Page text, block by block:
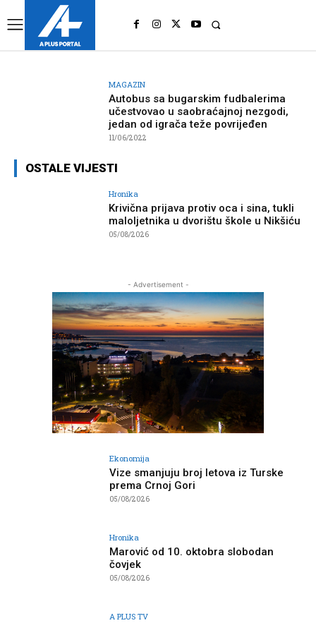
MAGAZIN
Autobus sa bugarskim fudbalerima
učestvovao u saobraćajnoj nezgodi,
jedan od igrača teže povrijeđen
11/06/2022
OSTALE VIJESTI
Hronika
Krivična prijava protiv oca i sina, tukli
maloljetnika u dvorištu škole u Nikšiću
05/08/2026
- Advertisement -
Ekonomija
Vize smanjuju broj letova iz Turske
prema Crnoj Gori
05/08/2026
Hronika
Marović od 10. oktobra slobodan
čovjek
05/08/2026
A PLUS TV